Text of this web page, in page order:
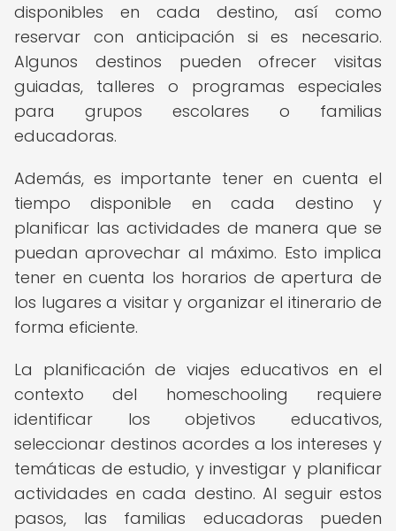
disponibles en cada destino, así como
reservar con anticipación si es necesario.
Algunos destinos pueden ofrecer visitas
guiadas, talleres o programas especiales
para grupos escolares o familias
educadoras.
Además, es importante tener en cuenta el
tiempo disponible en cada destino y
planificar las actividades de manera que se
puedan aprovechar al máximo. Esto implica
tener en cuenta los horarios de apertura de
los lugares a visitar y organizar el itinerario de
forma eficiente.
La planificación de viajes educativos en el
contexto del homeschooling requiere
identificar los objetivos educativos,
seleccionar destinos acordes a los intereses y
temáticas de estudio, y investigar y planificar
actividades en cada destino. Al seguir estos
pasos, las familias educadoras pueden